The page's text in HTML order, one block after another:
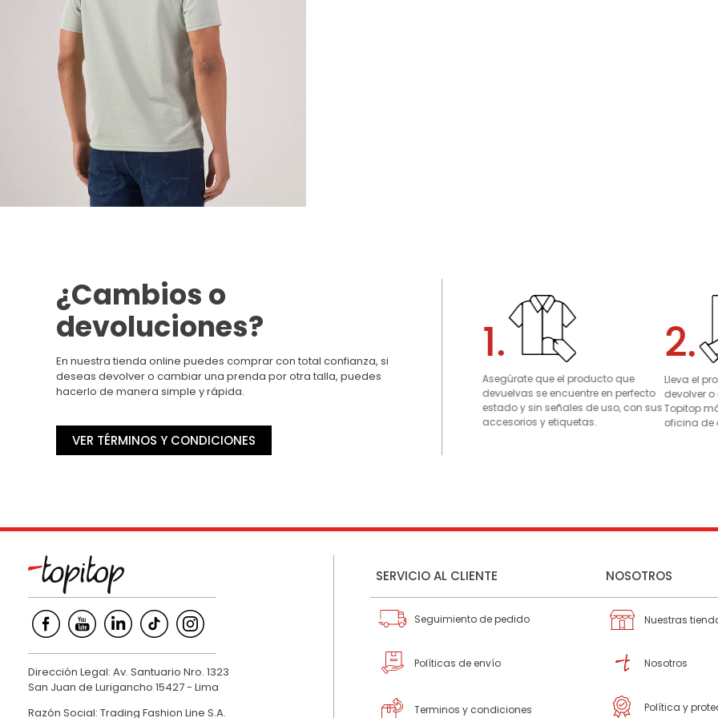
¿Cambios o
devoluciones?
En nuestra tienda online puedes comprar con total confianza, si
deseas devolver o cambiar una prenda por otra talla, puedes
hacerlo de manera simple y rápida.
VER TÉRMINOS Y CONDICIONES
1.
Asegúrate que el producto que
devuelvas se encuentre en perfecto
estado y sin señales de uso, con sus
accesorios y etiquetas.
2.
Lleva el
devolver
Topitop
oficina de
Dirección Legal: Av. Santuario Nro. 1323
San Juan de Lurigancho 15427 - Lima
Razón Social: Trading Fashion Line S.A.
SERVICIO AL CLIENTE
Seguimiento de pedido
Políticas de envío
Terminos y condiciones
NOSOTROS
Nuestras
Nosotros
Política y